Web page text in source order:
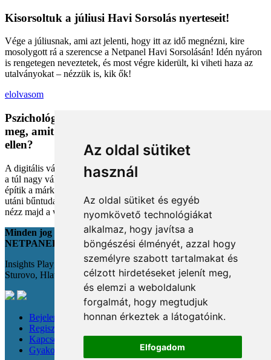
Az oldal sütiket
használ
Az oldal sütiket és egyéb
nyomkövető technológiákat
alkalmaz, hogy javítsa a
böngészési élményét, azzal hogy
személyre szabott tartalmakat és
célzott hirdetéseket jelenít meg,
és elemzi a weboldalunk
forgalmát, hogy megtudjuk
honnan érkeztek a látogatóink.
Elfogadom
Kisorsoltuk a júliusi Havi Sorsolás nyerteseit!
Vége a júliusnak, ami azt jelenti, hogy itt az idő megnézni, kire
mosolygott rá a szerencse a Netpanel Havi Sorsolásán! Idén nyáron
is rengetegen neveztetek, és most végre kiderült, ki viheti haza az
utalványokat – nézzük is, kik ők!
elolvasom
Pszichológiai trükkök a kosárban: Miért vesszük
meg, amit megveszünk, és mit tehetünk a bűntudat
ellen?
A digitális vásárlás kényelmes, de tele van pszichológiai csapdákkal
a túl nagy választéktól a hosszas böngészésig. Megmutatjuk, hogyan
építik a márkák a bizalmadat online, és miként kerüld el a vásárlás
utáni bűntudatot tudatos döntésekkel. Készülj fel, hogy máshogy
nézz majd a webshopokra!
Minden jog fenntartva
NETPANEL
Insights Playground s.r.o.;
Sturovo, Hlavná 22., 943 01
Bejelentkezés
Regisztráció
Kapcsolat
Gyakori kérdések